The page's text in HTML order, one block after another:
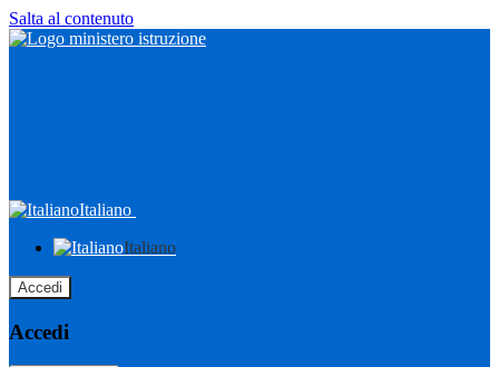
Salta al contenuto
Italiano
Italiano
Accedi
Accedi